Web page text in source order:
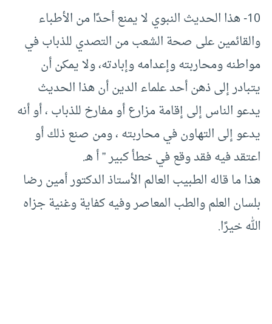
10- هذا الحديث النبوي لا يمنع أحدًا من الأطباء
والقائمين على صحة الشعب من التصدي للذباب في
مواطنه ومحاربته وإعدامه وإبادته، ولا يمكن أن
يتبادر إلى ذهن أحد علماء الدين أن هذا الحديث
يدعو الناس إلى إقامة مزارع أو مفارخ للذباب ، أو أنه
يدعو إلى التهاون في محاربته ، ومن صنع ذلك أو
اعتقد فيه فقد وقع في خطأ كبير ” أ هـ.
هذا ما قاله الطبيب العالم الأستاذ الدكتور أمين رضا
بلسان العلم والطب المعاصر وفيه كفاية وغنية جزاه
الله خيرًا.